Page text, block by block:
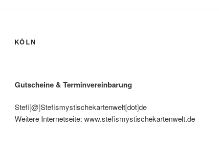
KÖLN
Gutscheine & Terminvereinbarung
Stefi[@]Stefismystischekartenwelt[dot]de
Weitere Internetseite: www.stefismystischekartenwelt.de